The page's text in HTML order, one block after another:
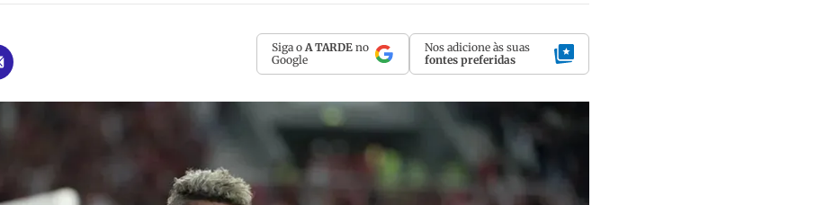
Siga o A TARDE no
Google
Nos adicione às suas
fontes preferidas